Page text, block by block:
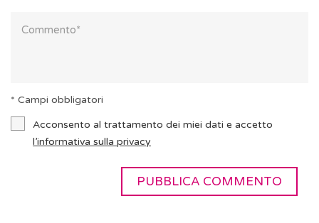
* Campi obbligatori
Acconsento al trattamento dei miei dati e accetto
l’informativa sulla privacy